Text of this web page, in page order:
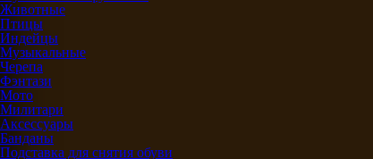
Животные
Птицы
Индейцы
Музыкальные
Черепа
Фэнтази
Мото
Милитари
Аксессуары
Банданы
Подставка для снятия обуви